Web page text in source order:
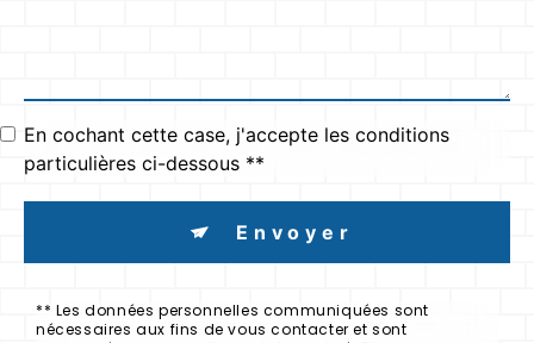
En cochant cette case, j'accepte les conditions
particulières ci-dessous **
Envoyer
** Les données personnelles communiquées sont
nécessaires aux fins de vous contacter et sont